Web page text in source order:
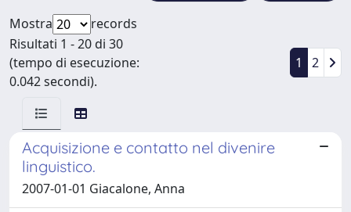
Mostra
records
Risultati 1 - 20 di 30
(tempo di esecuzione:
0.042 secondi).
1 2
Acquisizione e contatto nel divenire
linguistico.
2007-01-01 Giacalone, Anna